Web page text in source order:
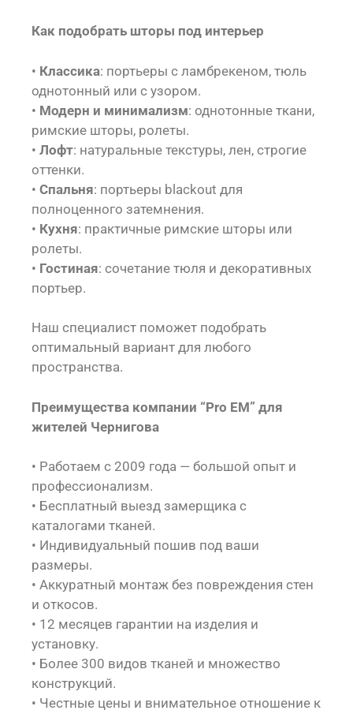
Как подобрать шторы под интерьер
• Классика: портьеры с ламбрекеном, тюль
однотонный или с узором.
• Модерн и минимализм: однотонные ткани,
римские шторы, ролеты.
• Лофт: натуральные текстуры, лен, строгие
оттенки.
• Спальня: портьеры blackout для
полноценного затемнения.
• Кухня: практичные римские шторы или
ролеты.
• Гостиная: сочетание тюля и декоративных
портьер.
Наш специалист поможет подобрать
оптимальный вариант для любого
пространства.
Преимущества компании “Pro EM” для
жителей Чернигова
• Работаем с 2009 года — большой опыт и
профессионализм.
• Бесплатный выезд замерщика с
каталогами тканей.
• Индивидуальный пошив под ваши
размеры.
• Аккуратный монтаж без повреждения стен
и откосов.
• 12 месяцев гарантии на изделия и
установку.
• Более 300 видов тканей и множество
конструкций.
• Честные цены и внимательное отношение к